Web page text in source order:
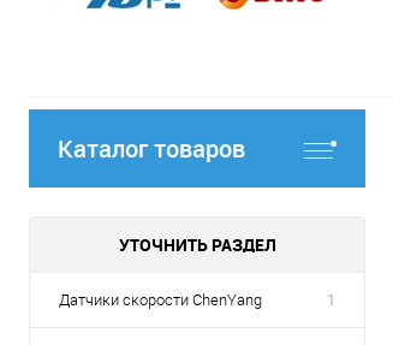
Каталог товаров
УТОЧНИТЬ РАЗДЕЛ
Датчики скорости ChenYang 1